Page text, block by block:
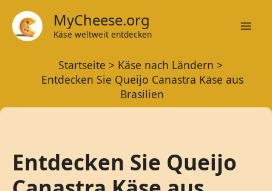
Inhalt
springen
MyCheese.org
Käse weltweit entdecken
Startseite
Käse nach Ländern
Entdecken Sie Queijo Canastra Käse aus
Brasilien
Entdecken Sie Queijo